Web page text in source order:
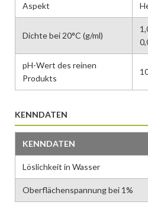
Aspekt
Dichte bei 20°C (g/ml)
pH-Wert des reinen
Produkts
KENNDATEN
KENNDATEN
Löslichkeit in Wasser
Oberflächenspannung bei 1%